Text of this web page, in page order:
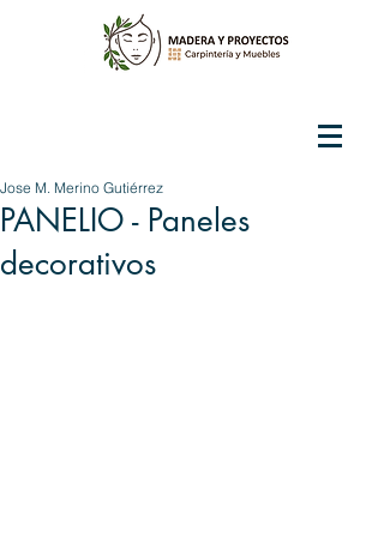
PANELIO - Paneles
decorativos
Jose M. Merino Gutiérrez